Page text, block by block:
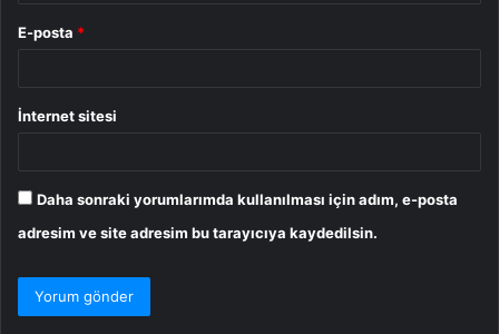
E-posta *
İnternet sitesi
Daha sonraki yorumlarımda kullanılması için adım, e-posta
adresim ve site adresim bu tarayıcıya kaydedilsin.